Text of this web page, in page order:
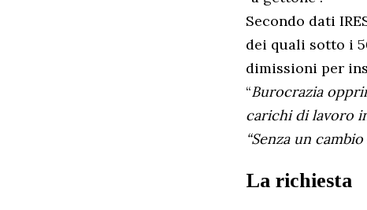
Secondo dati
dei quali sotto i
dimissioni per
“Burocrazia
carichi di lavoro
“Senza un
La richiesta